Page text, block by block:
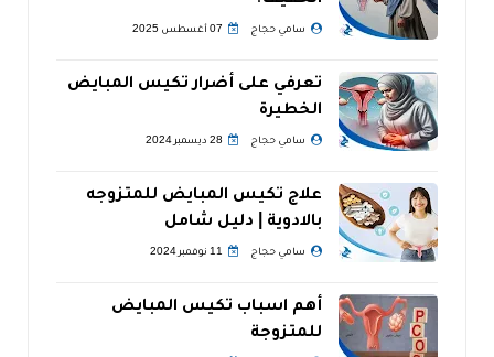
سامي حجاج 07 أغسطس 2025
تعرفي على أضرار تكيس المبايض
الخطيرة
سامي حجاج 28 ديسمبر 2024
علاج تكيس المبايض للمتزوجه
بالادوية | دليل شامل
سامي حجاج 11 نوفمبر 2024
أهم اسباب تكيس المبايض
للمتزوجة